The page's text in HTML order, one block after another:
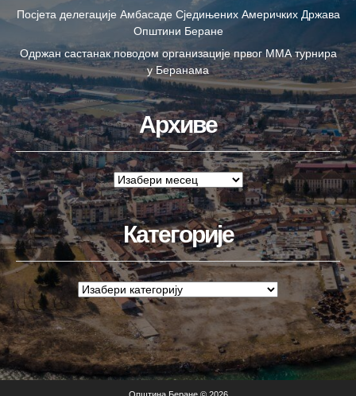
Посјета делегације Амбасаде Сједињених Америчких Држава
Општини Беране
Одржан састанак поводом организације првог ММА турнира
у Беранама
Архиве
Категорије